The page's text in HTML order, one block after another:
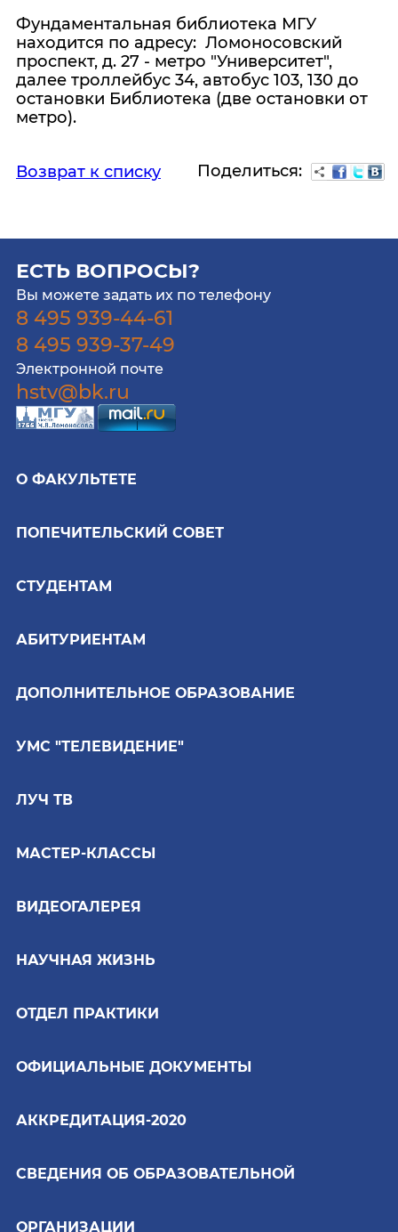
Фундаментальная библиотека МГУ
находится по адресу: Ломоносовский
проспект, д. 27 - метро "Университет",
далее троллейбус 34, автобус 103, 130 до
остановки Библиотека (две остановки от
метро).
Возврат к списку Поделиться:
ЕСТЬ ВОПРОСЫ?
Вы можете задать их по телефону
8 495 939-44-61
8 495 939-37-49
Электронной почте
hstv@bk.ru
О ФАКУЛЬТЕТЕ
ПОПЕЧИТЕЛЬСКИЙ СОВЕТ
СТУДЕНТАМ
АБИТУРИЕНТАМ
ДОПОЛНИТЕЛЬНОЕ ОБРАЗОВАНИЕ
УМС "ТЕЛЕВИДЕНИЕ"
ЛУЧ ТВ
МАСТЕР-КЛАССЫ
ВИДЕОГАЛЕРЕЯ
НАУЧНАЯ ЖИЗНЬ
ОТДЕЛ ПРАКТИКИ
ОФИЦИАЛЬНЫЕ ДОКУМЕНТЫ
АККРЕДИТАЦИЯ-2020
СВЕДЕНИЯ ОБ ОБРАЗОВАТЕЛЬНОЙ
ОРГАНИЗАЦИИ